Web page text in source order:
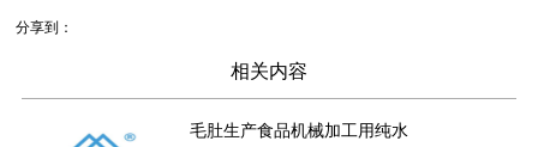
分享到：
相关内容
毛肚生产食品机械加工用纯水